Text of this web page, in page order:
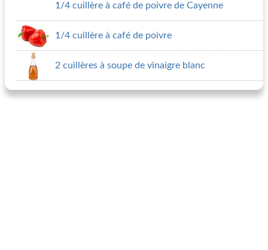
1/4 cuillère à café de poivre de Cayenne
1/4 cuillère à café de poivre
2 cuillères à soupe de vinaigre blanc